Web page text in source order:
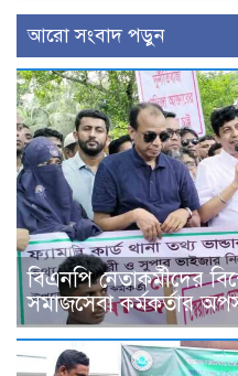
আরো সংবাদ পড়ুন
বিএনপি নেতাকর্মীদের
সমাজসেবা কর্মকর্তার